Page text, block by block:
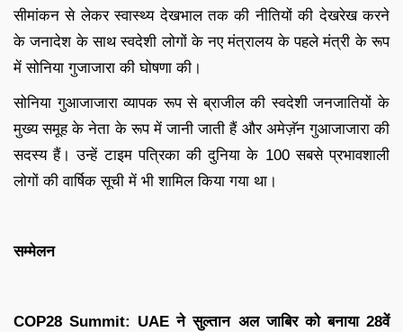
सीमांकन से लेकर स्वास्थ्य देखभाल तक की नीतियों की देखरेख करने
के जनादेश के साथ स्वदेशी लोगों के नए मंत्रालय के पहले मंत्री के रूप
में सोनिया गुजाजारा की घोषणा की।
सोनिया गुआजाजारा व्यापक रूप से ब्राजील की स्वदेशी जनजातियों के
मुख्य समूह के नेता के रूप में जानी जाती हैं और अमेज़ॅन गुआजाजारा की
सदस्य हैं। उन्हें टाइम पत्रिका की दुनिया के 100 सबसे प्रभावशाली
लोगों की वार्षिक सूची में भी शामिल किया गया था।
सम्मेलन
COP28 Summit: UAE ने सुल्तान अल जाबिर को बनाया 28वें